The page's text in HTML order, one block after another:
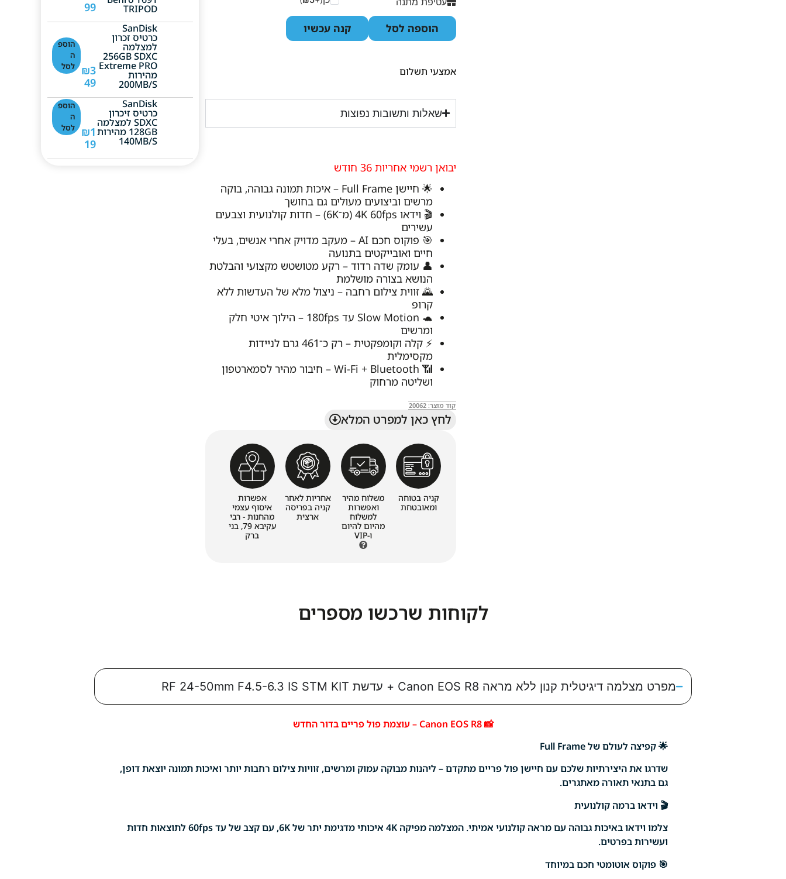
הוספה לסל קנה עכשיו
אמצעי תשלום
שאלות ותשובות נפוצות
יבואן רשמי אחריות 36 חודש
🌟 חיישן Full Frame – איכות תמונה גבוהה, בוקה
מרשים וביצועים מעולים גם בחושך
🎬 וידאו 4K 60fps (מ־6K) – חדות קולנועית וצבעים
עשירים
🎯 פוקוס חכם AI – מעקב מדויק אחרי אנשים, בעלי
חיים ואובייקטים בתנועה
👤 עומק שדה רדוד – רקע מטושטש מקצועי והבלטת
הנושא בצורה מושלמת
🌄 זווית צילום רחבה – ניצול מלא של העדשות ללא
קרופ
🐢 Slow Motion עד 180fps – הילוך איטי חלק
ומרשים
⚡ קלה וקומפקטית – רק כ־461 גרם לניידות
מקסימלית
📶 Wi-Fi + Bluetooth – חיבור מהיר לסמארטפון
ושליטה מרחוק
קוד מוצר: 20062
לחץ כאן למפרט המלא
קניה בטוחה
ומאובטחת
משלוח מהיר
ואפשרות
למשלוח
מהיום להיום
ו-VIP
אחריות לאחר
קניה בפריסה
ארצית
אפשרות
איסוף עצמי
מהחנות - רבי
עקיבא 79, בני
ברק
TRIPOD
99
SanDisk
כרטיס זכרון
למצלמה
256GB SDXC
Extreme PRO
מהירות
200MB/s
₪3
49
הוספ
ה
לסל
SanDisk
כרטיס זיכרון
SDXC למצלמה
128GB מהירות
140MB/S
₪1
19
הוספ
ה
לסל
לקוחות שרכשו מספרים
מפרט מצלמה דיגיטלית קנון ללא מראה Canon EOS R8 + עדשת RF 24-50mm F4.5-6.3 IS STM KIT
📸 Canon EOS R8 – עוצמת פול פריים בדור החדש
🌟 קפיצה לעולם של Full Frame
שדרגו את היצירתיות שלכם עם חיישן פול פריים מתקדם – ליהנות מבוקה עמוק ומרשים, זוויות צילום רחבות יותר ואיכות תמונה יוצאת דופן,
גם בתנאי תאורה מאתגרים.
🎬 וידאו ברמה קולנועית
צלמו וידאו באיכות גבוהה עם מראה קולנועי אמיתי. המצלמה מפיקה 4K איכותי מדגימת יתר של 6K, עם קצב של עד 60fps לתוצאות חדות
ועשירות בפרטים.
🎯 פוקוס אוטומטי חכם במיוחד